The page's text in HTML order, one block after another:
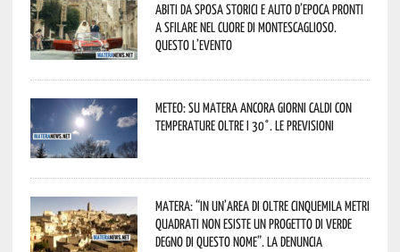
Abiti da sposa storici e auto d’epoca pronti
a sfilare nel cuore di Montescaglioso.
Questo l’evento
Meteo: su Matera ancora giorni caldi con
temperature oltre i 30°. Le previsioni
Matera: “In un’area di oltre cinquemila metri
quadrati non esiste un progetto di verde
degno di questo nome”. La denuncia